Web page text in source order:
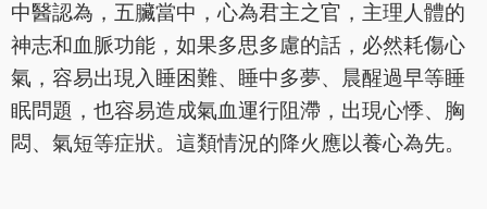
中醫認為，五臟當中，心為君主之官，主理人體的
神志和血脈功能，如果多思多慮的話，必然耗傷心
氣，容易出現入睡困難、睡中多夢、晨醒過早等睡
眠問題，也容易造成氣血運行阻滯，出現心悸、胸
悶、氣短等症狀。這類情況的降火應以養心為先。